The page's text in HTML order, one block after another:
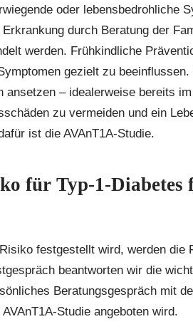
oder lebensbedrohliche
durch Beratung der
werden. Frühkindliche
gezielt zu
– idealerweise bereits
zu vermeiden und ein
ist die AVAnT1A-Studie.
für Typ-1-Diabetes
festgestellt wird, werden die
beantworten wir die
Beratungsgespräch mit
Studie angeboten wird.